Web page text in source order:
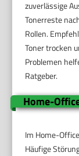
zuverlässige
Tonerreste
Rollen.
Toner trocken
Problemen
Ratgeber.
Home-
Im Home-
Häufige